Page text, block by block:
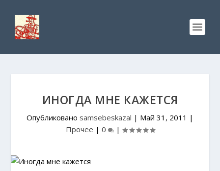
ИНОГДА МНЕ КАЖЕТСЯ
Опубликовано samsebeskazal | Май 31, 2011 |
Прочее | 0 |